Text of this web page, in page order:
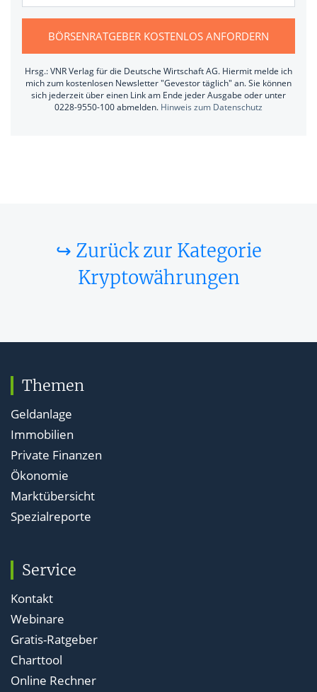
BÖRSENRATGEBER KOSTENLOS ANFORDERN
Hrsg.: VNR Verlag für die Deutsche Wirtschaft AG. Hiermit melde ich
mich zum kostenlosen Newsletter "Gevestor täglich" an. Sie können
sich jederzeit über einen Link am Ende jeder Ausgabe oder unter
0228-9550-100 abmelden. Hinweis zum Datenschutz
↪ Zurück zur Kategorie
Kryptowährungen
Themen
Geldanlage
Immobilien
Private Finanzen
Ökonomie
Marktübersicht
Spezialreporte
Service
Kontakt
Webinare
Gratis-Ratgeber
Charttool
Online Rechner